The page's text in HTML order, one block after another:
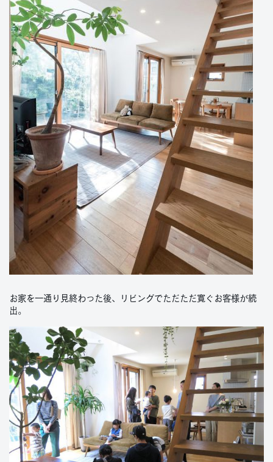
お家を一通り見終わった後、リビングでただただ寛ぐお客様が続
出。